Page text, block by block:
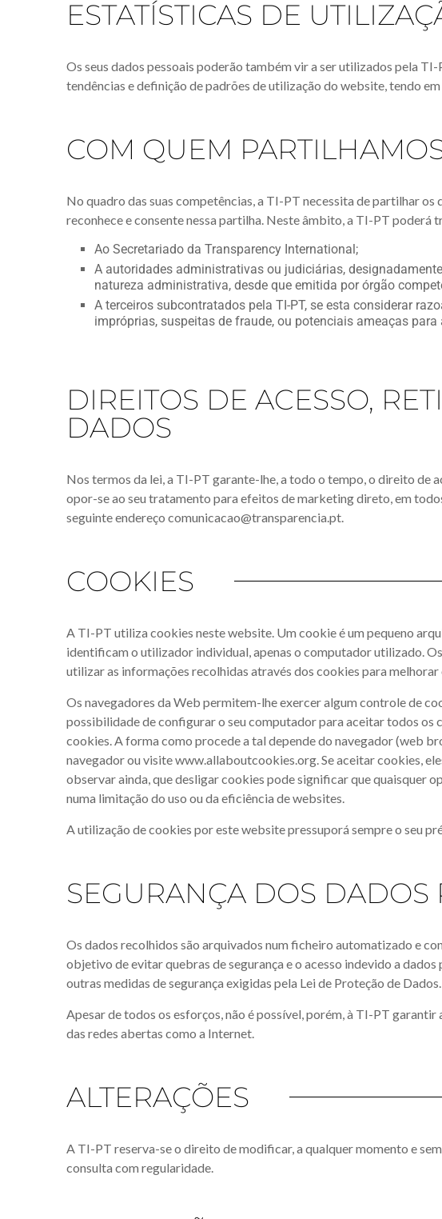
ESTATÍSTICAS DE
Os seus dados pessoais poderão também vir a ser utilizados pela
tendências e definição de padrões de utilização do website, tendo
COM QUEM
No quadro das suas competências, a TI-PT necessita de partilhar
reconhece e consente nessa partilha. Neste âmbito, a TI-PT poderá
Ao Secretariado da Transparency International;
A autoridades administrativas ou judiciárias,
natureza administrativa, desde que emitida por órgão
A terceiros subcontratados pela TI-PT, se esta considerar
impróprias, suspeitas de fraude, ou potenciais ameaças
DIREITOS DE ACESSO,
DADOS
Nos termos da lei, a TI-PT garante-lhe, a todo o tempo, o direito de
opor-se ao seu tratamento para efeitos de marketing direto, em
seguinte endereço comunicacao@transparencia.pt.
COOKIES
A TI-PT utiliza cookies neste website. Um cookie é um pequeno
identificam o utilizador individual, apenas o computador utilizado.
utilizar as informações recolhidas através dos cookies para
Os navegadores da Web permitem-lhe exercer algum controle de
possibilidade de configurar o seu computador para aceitar todos
cookies. A forma como procede a tal depende do navegador (web
navegador ou visite www.allaboutcookies.org. Se aceitar cookies,
observar ainda, que desligar cookies pode significar que quaisquer
numa limitação do uso ou da eficiência de websites.
A utilização de cookies por este website pressuporá sempre o seu
SEGURANÇA DOS DADOS
Os dados recolhidos são arquivados num ficheiro automatizado e
objetivo de evitar quebras de segurança e o acesso indevido a
outras medidas de segurança exigidas pela Lei de Proteção de Dados.
Apesar de todos os esforços, não é possível, porém, à TI-PT
das redes abertas como a Internet.
ALTERAÇÕES
A TI-PT reserva-se o direito de modificar, a qualquer momento e
consulta com regularidade.